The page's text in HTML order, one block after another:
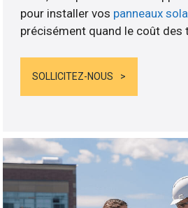
pour installer vos panneaux
précisément quand le coût des
SOLLICITEZ-NOUS